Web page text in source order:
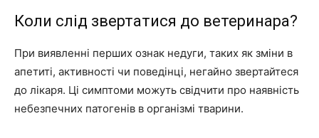
Коли слід звертатися до ветеринара?
При виявленні перших ознак недуги, таких як зміни в
апетиті, активності чи поведінці, негайно звертайтеся
до лікаря. Ці симптоми можуть свідчити про наявність
небезпечних патогенів в організмі тварини.